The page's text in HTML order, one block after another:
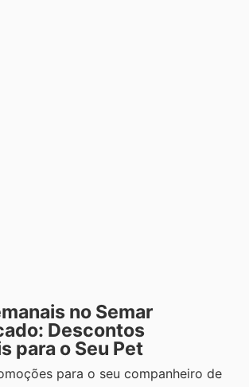
no Semar
Descontos
para o Seu Pet
para o seu companheiro de